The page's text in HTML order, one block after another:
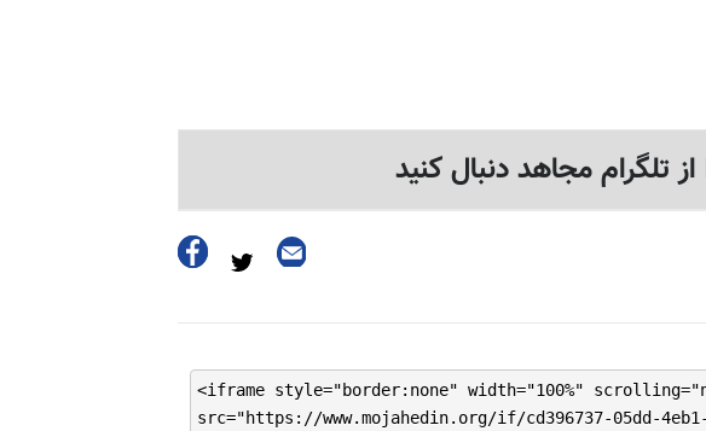
از تلگرام مجاهد دنبال کنید
<iframe style="border:none" width="100%"
src="https://www.mojahedin.org/if/cd396737-05dd-4eb1-